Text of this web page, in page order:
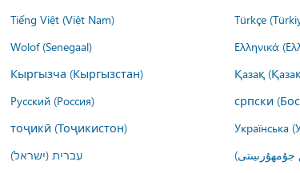
Tiếng Việt (Việt Nam) Türkçe
Wolof (Senegaal) Ελληνικά
Кыргызча (Кыргызстан) Қазақ
Русский (Россия) српски
тоҷикӣ (Тоҷикистон) Українська
עברית (ישראל)